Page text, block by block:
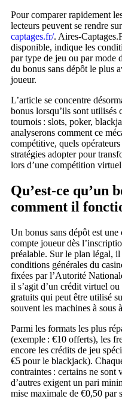
Pour comparer rapidement
lecteurs peuvent se rendre
captages.fr/.
disponible, indique les
par type de jeu ou par mode
du bonus sans dépôt le plus
joueur.
L’article se concentre
bonus lorsqu’ils sont utilisés
tournois : slots, poker,
analyserons comment ce
compétitive, quels
stratégies adopter pour
lors d’une compétition
Qu’est‑ce qu’un
comment il
Un bonus sans dépôt est
compte joueur dès
préalable. Sur le plan légal,
conditions générales du
fixées par l’Autorité
il s’agit d’un crédit virtuel
gratuits qui peut être utilisé
souvent les machines à sous
Parmi les formats les plus
(exemple : €10 offerts), les
encore les crédits de jeu
€5 pour le blackjack).
contraintes : certains ne sont
d’autres exigent un pari
mise maximale de €0,50 par